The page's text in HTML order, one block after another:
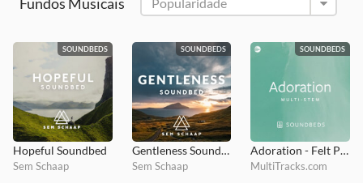
SOUNDBEDS
Hopeful Soundbed
Sem Schaap
SOUNDBEDS
Gentleness Soundbed
Sem Schaap
SOUNDBEDS
Adoration - Felt Piano Soundbed
MultiTracks.com